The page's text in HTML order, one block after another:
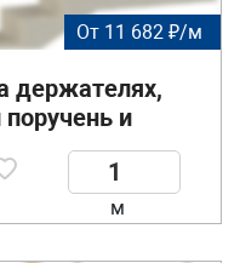
От 11 682 ₽/м
держателях,
и
м